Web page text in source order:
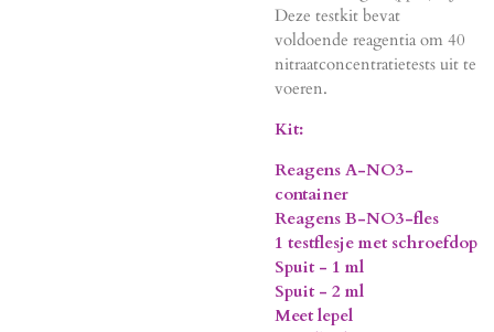
Deze testkit bevat
voldoende reagentia om 40
nitraatconcentratietests uit te
voeren.
Kit:
Reagens A-NO3-
container
Reagens B-NO3-fles
1 testflesje met schroefdop
Spuit - 1 ml
Spuit - 2 ml
Meet lepel